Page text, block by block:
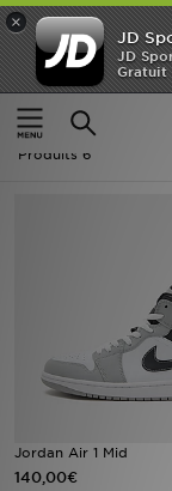
×
JD
JD
Gratuit
Accueil
Homme
Homme - Gris
Produits 6
Jordan Air 1 Mid
140,00€
Accueil
Nouveautés
Homme
Marques
Sports